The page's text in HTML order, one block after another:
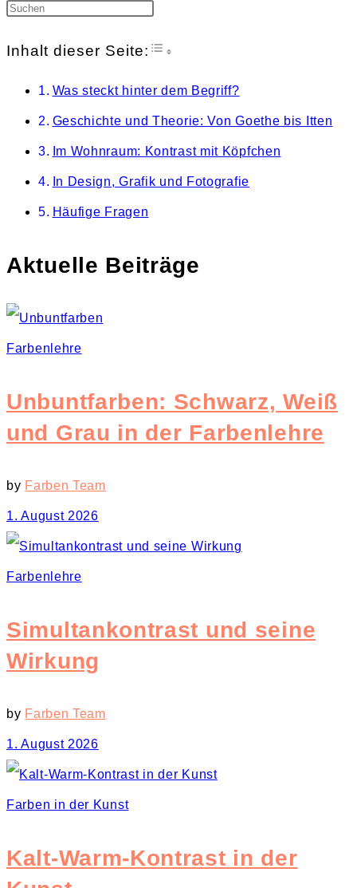
close
the
search
panel.
Inhalt dieser Seite: Toggle Table of Content
Was steckt hinter dem Begriff?
Geschichte und Theorie: Von Goethe bis Itten
Im Wohnraum: Kontrast mit Köpfchen
In Design, Grafik und Fotografie
Häufige Fragen
Aktuelle Beiträge
Farbenlehre
Unbuntfarben: Schwarz, Weiß
und Grau in der Farbenlehre
by Farben Team
1. August 2026
Farbenlehre
Simultankontrast und seine
Wirkung
by Farben Team
1. August 2026
Farben in der Kunst
Kalt-Warm-Kontrast in der